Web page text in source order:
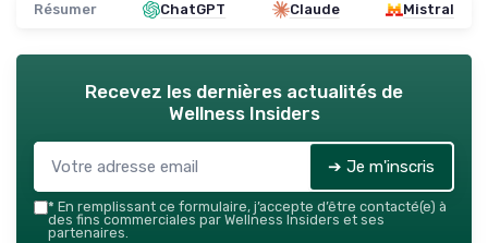
Résumer ChatGPT Claude Mistral
Recevez les dernières actualités de
Wellness Insiders
➔ Je m'inscris
* En remplissant ce formulaire, j’accepte d’être contacté(e) à
des fins commerciales par Wellness Insiders et ses
partenaires.